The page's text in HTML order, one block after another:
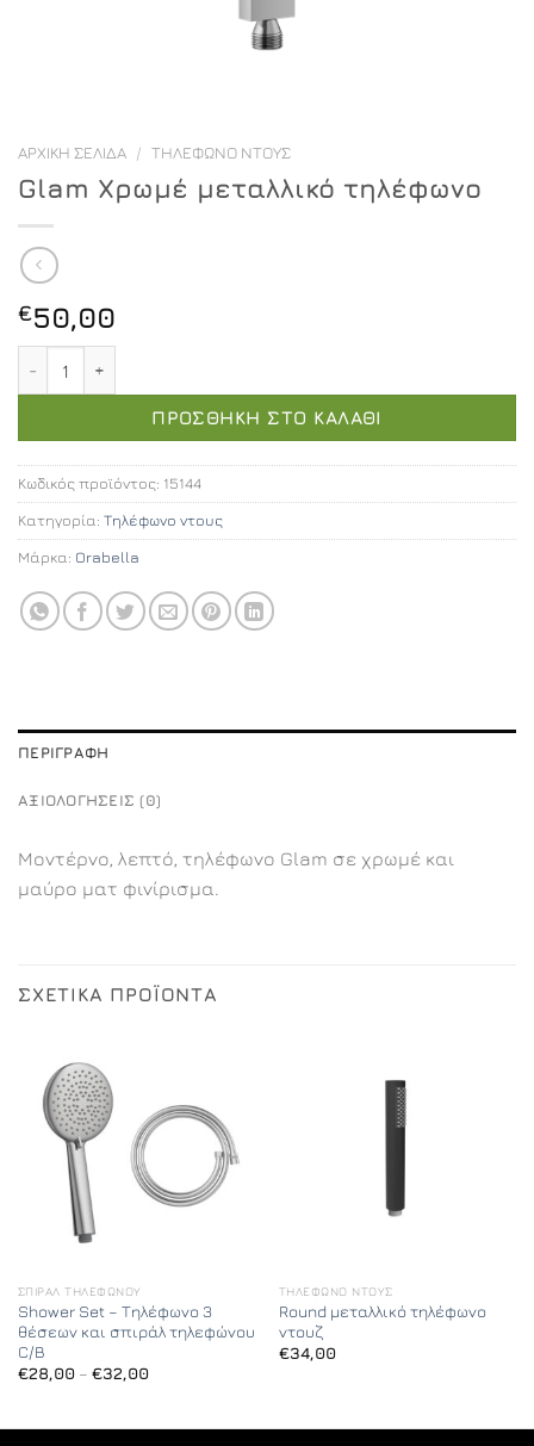
ΑΡΧΙΚΉ ΣΕΛΊΔΑ / ΤΗΛΈΦΩΝΟ ΝΤΟΥΣ
Glam Χρωμέ μεταλλικό τηλέφωνο
€50,00
ΠΡΟΣΘΉΚΗ ΣΤΟ ΚΑΛΆΘΙ
Κωδικός προϊόντος: 15144
Κατηγορία: Τηλέφωνο ντους
Μάρκα: Orabella
ΠΕΡΙΓΡΑΦΉ
ΑΞΙΟΛΟΓΉΣΕΙΣ (0)
Μοντέρνο, λεπτό, τηλέφωνο Glam σε χρωμέ και
μαύρο ματ φινίρισμα.
ΣΧΕΤΙΚΆ ΠΡΟΪΌΝΤΑ
ΣΠΙΡΆΛ ΤΗΛΕΦΏΝΟΥ
Shower Set – Τηλέφωνο 3
θέσεων και σπιράλ τηλεφώνου
C/B
€28,00 – €32,00Price
€32,00
ΤΗΛΈΦΩΝΟ ΝΤΟΥΣ
Round μεταλλικό τηλέφωνο
ντουζ
€34,00